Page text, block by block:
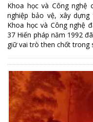
Khoa học và Công
nghiệp bảo vệ, xây
Khoa học và Công nghệ
37 Hiến pháp năm 1992
giữ vai trò then chốt trong